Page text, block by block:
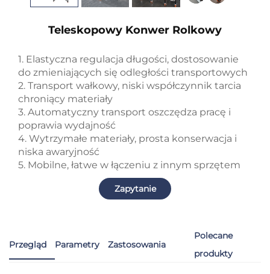
Teleskopowy Konwer Rolkowy
1. Elastyczna regulacja długości, dostosowanie
do zmieniających się odległości transportowych
2. Transport wałkowy, niski współczynnik tarcia
chroniący materiały
3. Automatyczny transport oszczędza pracę i
poprawia wydajność
4. Wytrzymałe materiały, prosta konserwacja i
niska awaryjność
5. Mobilne, łatwe w łączeniu z innym sprzętem
Zapytanie
Przegląd Parametry Zastosowania
Polecane
produkty